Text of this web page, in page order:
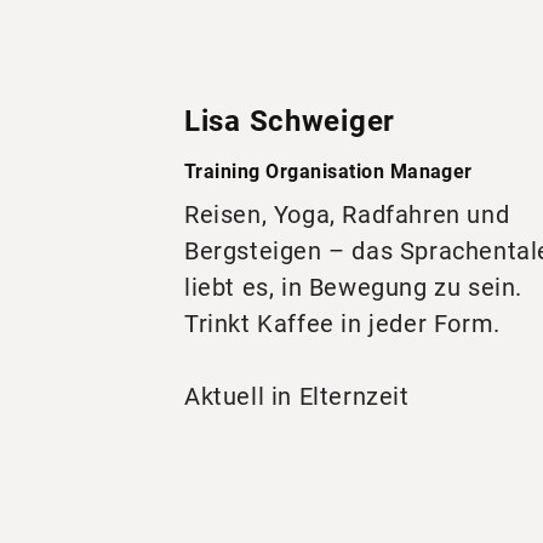
Lisa Schweiger
Training Organisation Manager
Reisen, Yoga, Radfahren und
Bergsteigen – das
liebt es, in Bewegung zu sein.
Trinkt Kaffee in jeder Form.
Aktuell in Elternzeit